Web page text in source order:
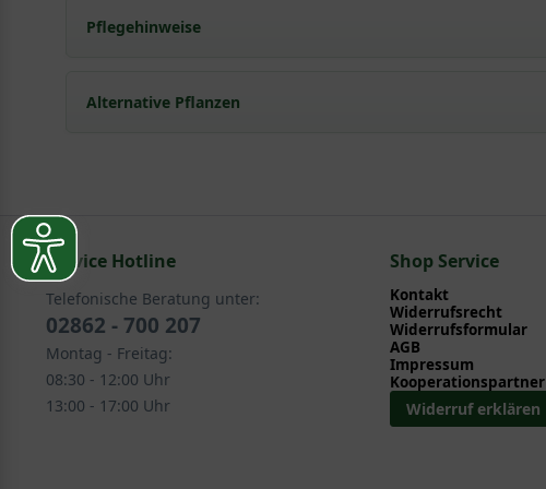
Pflegehinweise
Pflanz- und Pflegetipps Onoclea sensibilis / Perlfarn
Alternative Pflanzen
Gräser und Farne > Farne
Service Hotline
Telefonische Beratung unter:
02862 - 700 207
Montag - Freitag:
08:30 - 12:00 Uhr
13:00 - 17:00 Uhr
Shop Service
Kontakt
Widerrufsrecht
Widerrufsformular
AGB
Impressum
Kooperationspartner
Widerruf erklären